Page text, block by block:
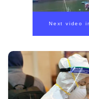
Next video